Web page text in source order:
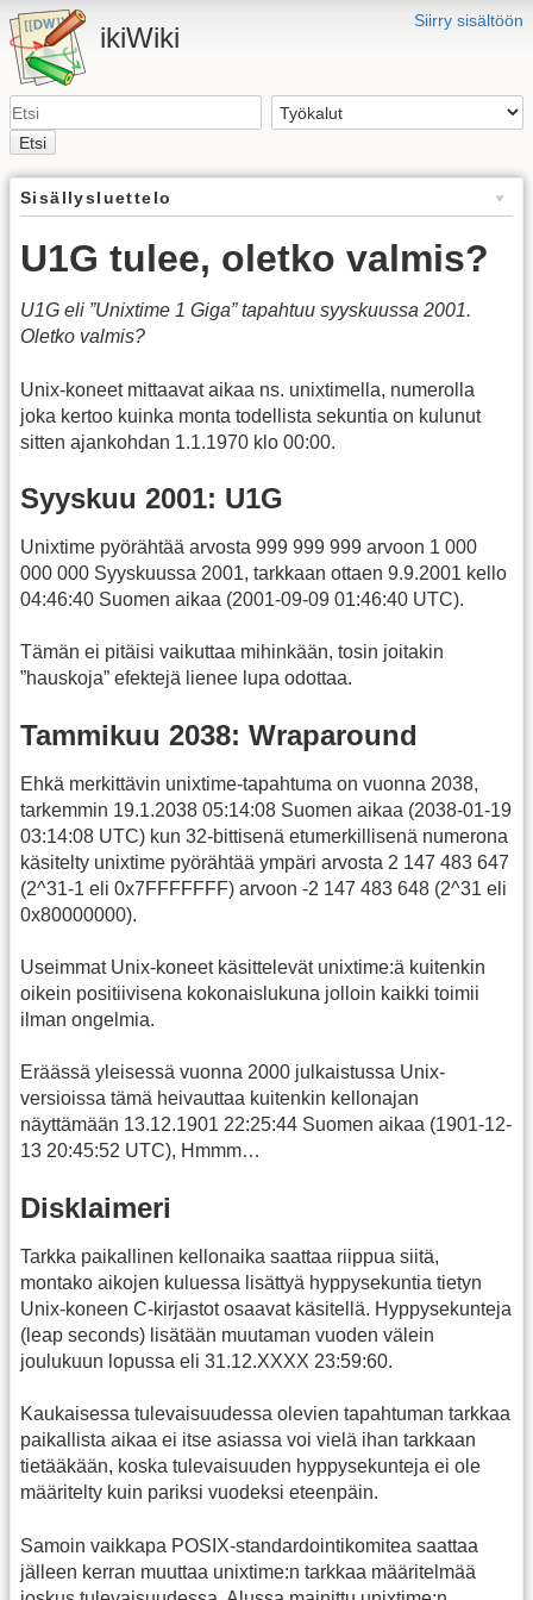
Siirry sisältöön
ikiWiki
Etsi
Sisällysluettelo
U1G tulee, oletko valmis?
U1G eli ”Unixtime 1 Giga” tapahtuu syyskuussa 2001.
Oletko valmis?
Unix-koneet mittaavat aikaa ns. unixtimella, numerolla
joka kertoo kuinka monta todellista sekuntia on kulunut
sitten ajankohdan 1.1.1970 klo 00:00.
Syyskuu 2001: U1G
Unixtime pyörähtää arvosta 999 999 999 arvoon 1 000
000 000 Syyskuussa 2001, tarkkaan ottaen 9.9.2001 kello
04:46:40 Suomen aikaa (2001-09-09 01:46:40 UTC).
Tämän ei pitäisi vaikuttaa mihinkään, tosin joitakin
”hauskoja” efektejä lienee lupa odottaa.
Tammikuu 2038: Wraparound
Ehkä merkittävin unixtime-tapahtuma on vuonna 2038,
tarkemmin 19.1.2038 05:14:08 Suomen aikaa (2038-01-19
03:14:08 UTC) kun 32-bittisenä etumerkillisenä numerona
käsitelty unixtime pyörähtää ympäri arvosta 2 147 483 647
(2^31-1 eli 0x7FFFFFFF) arvoon -2 147 483 648 (2^31 eli
0x80000000).
Useimmat Unix-koneet käsittelevät unixtime:ä kuitenkin
oikein positiivisena kokonaislukuna jolloin kaikki toimii
ilman ongelmia.
Eräässä yleisessä vuonna 2000 julkaistussa Unix-
versioissa tämä heivauttaa kuitenkin kellonajan
näyttämään 13.12.1901 22:25:44 Suomen aikaa (1901-12-
13 20:45:52 UTC), Hmmm…
Disklaimeri
Tarkka paikallinen kellonaika saattaa riippua siitä,
montako aikojen kuluessa lisättyä hyppysekuntia tietyn
Unix-koneen C-kirjastot osaavat käsitellä. Hyppysekunteja
(leap seconds) lisätään muutaman vuoden välein
joulukuun lopussa eli 31.12.XXXX 23:59:60.
Kaukaisessa tulevaisuudessa olevien tapahtuman tarkkaa
paikallista aikaa ei itse asiassa voi vielä ihan tarkkaan
tietääkään, koska tulevaisuuden hyppysekunteja ei ole
määritelty kuin pariksi vuodeksi eteenpäin.
Samoin vaikkapa POSIX-standardointikomitea saattaa
jälleen kerran muuttaa unixtime:n tarkkaa määritelmää